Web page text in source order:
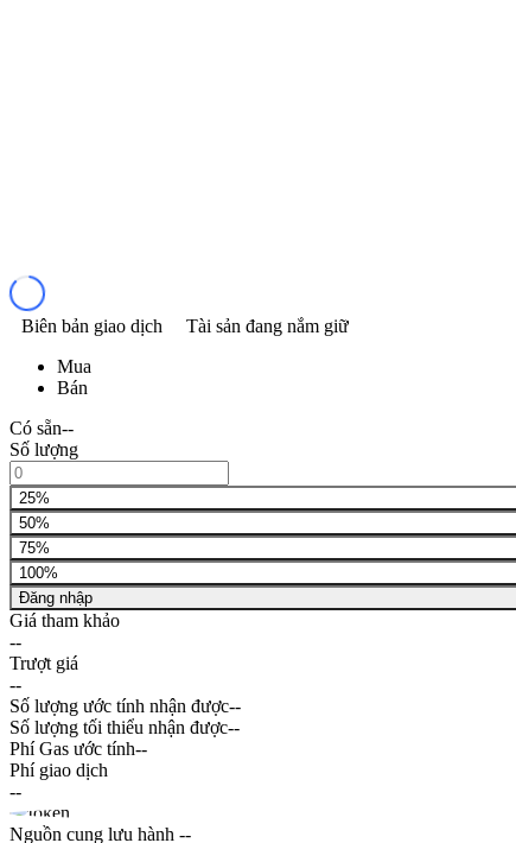
Biên bản giao dịch
Tài sản đang nắm giữ
Mua
Bán
Có sẵn--
Số lượng
25%
50%
75%
100%
Đăng nhập
Giá tham khảo
--
Trượt giá
--
Số lượng ước tính nhận được--
Số lượng tối thiểu nhận được--
Phí Gas ước tính--
Phí giao dịch
--
Nguồn cung lưu hành --